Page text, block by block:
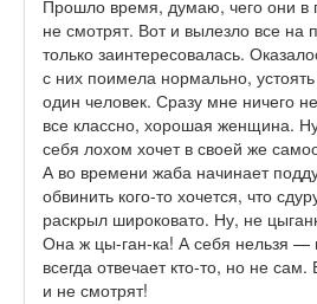
Прошло время, думаю, чего они в
не смотрят. Вот и вылезло все на
только заинтересовалась.
с них поимела нормально, устоять
один человек. Сразу мне ничего
все классно, хорошая женщина.
себя лохом хочет в своей же
А во времени жаба начинает
обвинить кого-то хочется, что
раскрыл широковато. Ну, не
Она ж цы-ган-ка! А себя нельзя —
всегда отвечает кто-то, но не сам.
и не смотрят!